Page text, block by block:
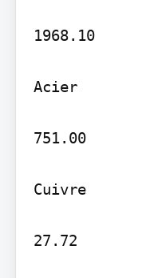
1968.10
Acier
751.00
Cuivre
27.72